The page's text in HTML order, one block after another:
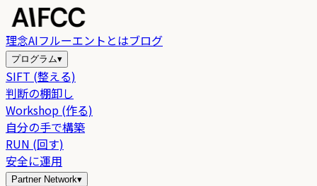
理念AIフルーエントとはブログ
プログラム▾
SIFT (整える)
判断の棚卸し
Workshop (作る)
自分の手で構築
RUN (回す)
安全に運用
Partner Network▾